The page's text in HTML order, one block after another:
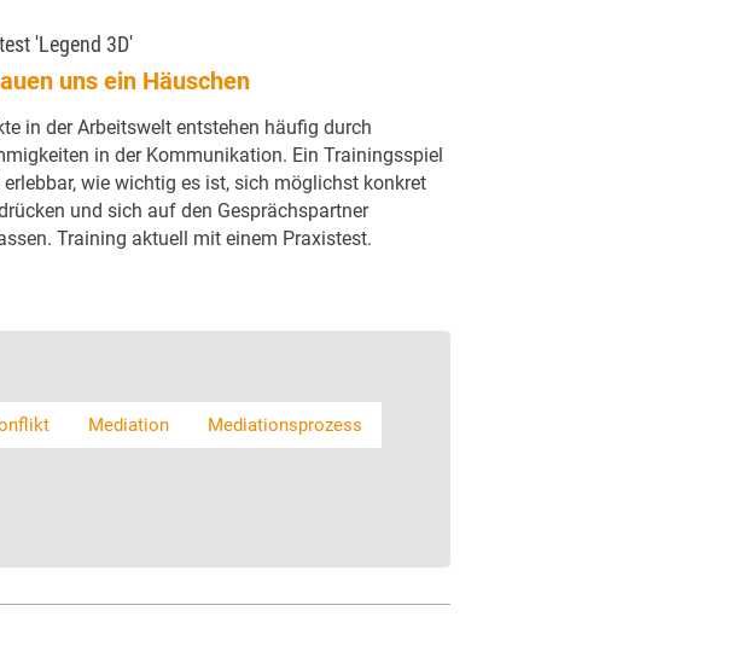
'Legend 3D'
uns ein Häuschen
in der Arbeitswelt entstehen häufig durch
in der Kommunikation. Ein Trainingsspiel
wie wichtig es ist, sich möglichst konkret
und sich auf den Gesprächspartner
Training aktuell mit einem Praxistest.
Mediation Mediationsprozess